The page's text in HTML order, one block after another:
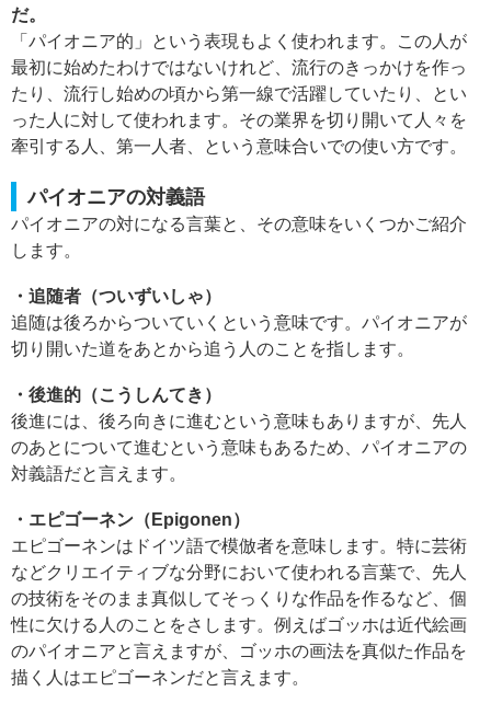
だ。
「パイオニア的」という表現もよく使われます。この人が
最初に始めたわけではないけれど、流行のきっかけを作っ
たり、流行し始めの頃から第一線で活躍していたり、とい
った人に対して使われます。その業界を切り開いて人々を
牽引する人、第一人者、という意味合いでの使い方です。
パイオニアの対義語
パイオニアの対になる言葉と、その意味をいくつかご紹介
します。
・追随者（ついずいしゃ）
追随は後ろからついていくという意味です。パイオニアが
切り開いた道をあとから追う人のことを指します。
・後進的（こうしんてき）
後進には、後ろ向きに進むという意味もありますが、先人
のあとについて進むという意味もあるため、パイオニアの
対義語だと言えます。
・エピゴーネン（Epigonen）
エピゴーネンはドイツ語で模倣者を意味します。特に芸術
などクリエイティブな分野において使われる言葉で、先人
の技術をそのまま真似してそっくりな作品を作るなど、個
性に欠ける人のことをさします。例えばゴッホは近代絵画
のパイオニアと言えますが、ゴッホの画法を真似た作品を
描く人はエピゴーネンだと言えます。